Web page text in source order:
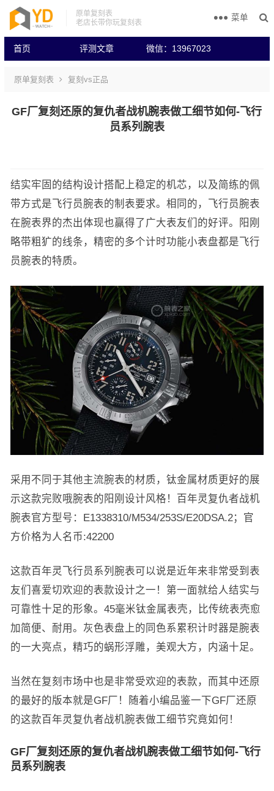
原单复刻表
老店长带你玩复刻表
首页 评测文章 微信：13967023
菜单
原单复刻表 复刻vs正品
GF厂复刻还原的复仇者战机腕表做工细节如何-飞行
员系列腕表
结实牢固的结构设计搭配上稳定的机芯，以及简练的佩
带方式是飞行员腕表的制表要求。相同的，飞行员腕表
在腕表界的杰出体现也赢得了广大表友们的好评。阳刚
略带粗犷的线条，精密的多个计时功能小表盘都是飞行
员腕表的特质。
采用不同于其他主流腕表的材质，钛金属材质更好的展
示这款完败哦腕表的阳刚设计风格！百年灵复仇者战机
腕表官方型号：E1338310/M534/253S/E20DSA.2​​；官
方价格为人名币:42200
这款百年灵飞行员系列腕表可以说是近年来非常受到表
友们喜爱切欢迎的表款设计之一！第一面就给人结实与
可靠性十足的形象。45毫米钛金属表壳，比传统表壳愈
加简便、耐用。灰色表盘上的同色系累积计时器是腕表
的一大亮点，精巧的蜗形浮雕，美观大方，内涵十足。
当然在复刻市场中也是非常受欢迎的表款，而其中还原
的最好的版本就是GF厂！随着小编品鉴一下GF厂还原
的这款百年灵复仇者战机腕表做工细节究竟如何！
GF厂复刻还原的复仇者战机腕表做工细节如何-飞行
员系列腕表